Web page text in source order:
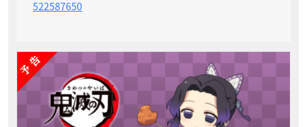
522587650